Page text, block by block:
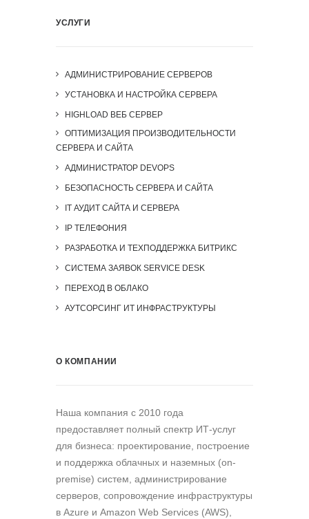
УСЛУГИ
АДМИНИСТРИРОВАНИЕ СЕРВЕРОВ
УСТАНОВКА И НАСТРОЙКА СЕРВЕРА
HIGHLOAD ВЕБ СЕРВЕР
ОПТИМИЗАЦИЯ ПРОИЗВОДИТЕЛЬНОСТИ
СЕРВЕРА И САЙТА
АДМИНИСТРАТОР DEVOPS
БЕЗОПАСНОСТЬ СЕРВЕРА И САЙТА
IT АУДИТ САЙТА И СЕРВЕРА
IP ТЕЛЕФОНИЯ
РАЗРАБОТКА И ТЕХПОДДЕРЖКА БИТРИКС
СИСТЕМА ЗАЯВОК SERVICE DESK
ПЕРЕХОД В ОБЛАКО
АУТСОРСИНГ ИТ ИНФРАСТРУКТУРЫ
О КОМПАНИИ
Наша компания c 2010 года
предоставляет полный спектр ИТ-услуг
для бизнеса: проектирование, построение
и поддержка облачных и наземных (on-
premise) систем, администрирование
серверов, сопровождение инфраструктуры
в Azure и Amazon Web Services (AWS),